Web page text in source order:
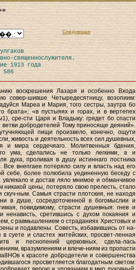
Следующая
священнослужителя.
1913 года
586
воскрешения Лазаря и особенно Входа
совер-шивше Четыредесятницу, возопиим:
Мареа и Мария, того сестры, заутра бо
брата»; «в пустыяях и горах, и в вертепех
сре-сти Царя и Владыку: грядет бо спасти
добродетелей Тому приносяще деяний».
пищи произвело, конечно, ощути
живость и деятельность всех сил душевных,
и мира сердечяаго. Молитвенныя бдения,
ума, сделались не только легкими, а и
духа, проливая в душу истиннаго постника
внепгаее потеряло силу и власть над его
себе, более полюбила уединенную беседу с
и достав ляло мнимое и обманчивое
никакой цены, потеряло свою прелесть, стало
ным. Самыя страсти плотския, не находя
в душе, сосредоточенной в богомыслии и
повидимому, страсти душевныя: гнев и
ненависть, сретившись с духом покаяния и
с равмышлением о страданиях Христовых и
и подавлены. Совесть, избавившись от на-
суете и сластех житейских, просвет-ленная
и песнопений церковных, сдела-лась
вразумлениям и влече-ниям из пропасти
к красоте добродетели и совершенства
просветляется благодатным светом: